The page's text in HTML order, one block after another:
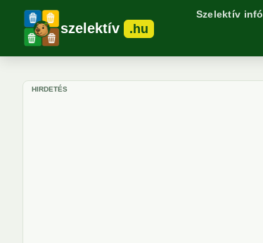
szelektív .hu
Szelektív infó
HIRDETÉS